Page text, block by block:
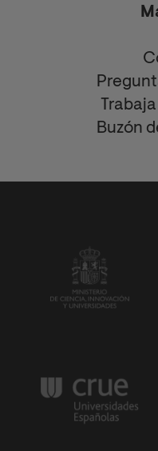
Buzón